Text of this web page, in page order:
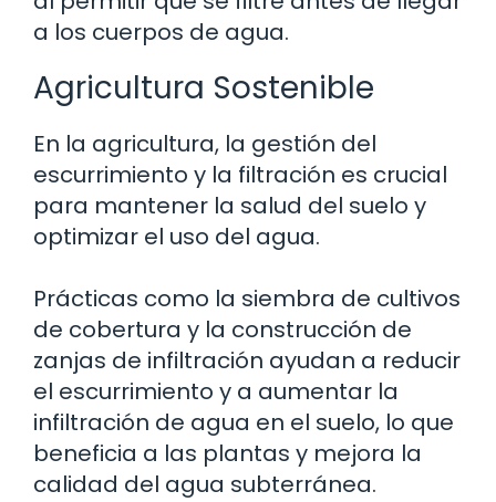
a los cuerpos de agua.
Agricultura Sostenible
En la agricultura, la gestión del
escurrimiento y la filtración es crucial
para mantener la salud del suelo y
optimizar el uso del agua.
Prácticas como la siembra de cultivos
de cobertura y la construcción de
zanjas de infiltración ayudan a reducir
el escurrimiento y a aumentar la
infiltración de agua en el suelo, lo que
beneficia a las plantas y mejora la
calidad del agua subterránea.